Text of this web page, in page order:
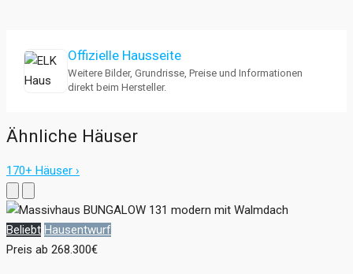
Offizielle Hausseite
Weitere Bilder, Grundrisse, Preise und Informationen
direkt beim Hersteller.
Ähnliche Häuser
170+ Häuser ›
Beliebt Hausentwurf
Preis ab 268.300€